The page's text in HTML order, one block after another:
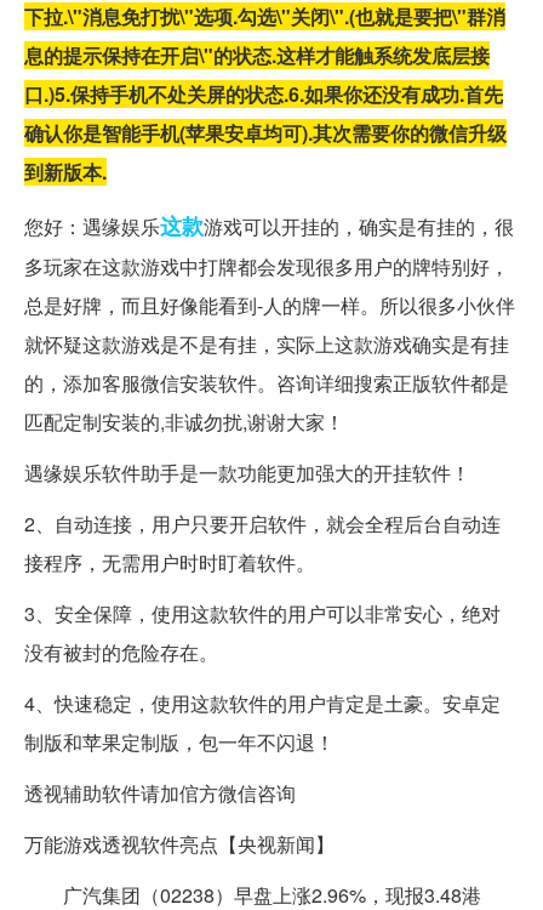
下拉.\"消息免打扰\"选项.勾选\"关闭\".(也就是要把\"群消
息的提示保持在开启\"的状态.这样才能触系统发底层接
口.)5.保持手机不处关屏的状态.6.如果你还没有成功.首先
确认你是智能手机(苹果安卓均可).其次需要你的微信升级
到新版本.
您好：遇缘娱乐这款游戏可以开挂的，确实是有挂的，很
多玩家在这款游戏中打牌都会发现很多用户的牌特别好，
总是好牌，而且好像能看到-人的牌一样。所以很多小伙伴
就怀疑这款游戏是不是有挂，实际上这款游戏确实是有挂
的，添加客服微信安装软件。咨询详细搜索正版软件都是
匹配定制安装的,非诚勿扰,谢谢大家！
遇缘娱乐软件助手是一款功能更加强大的开挂软件！
2、自动连接，用户只要开启软件，就会全程后台自动连
接程序，无需用户时时盯着软件。
3、安全保障，使用这款软件的用户可以非常安心，绝对
没有被封的危险存在。
4、快速稳定，使用这款软件的用户肯定是土豪。安卓定
制版和苹果定制版，包一年不闪退！
透视辅助软件请加倌方微信咨询
万能游戏透视软件亮点【央视新闻】
广汽集团（02238）早盘上涨2.96%，现报3.48港